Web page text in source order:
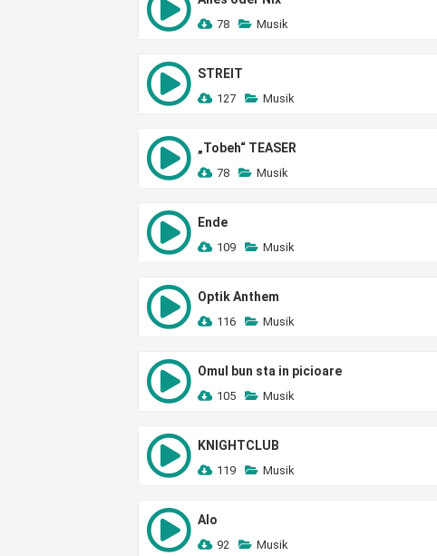
78 Musik
STREIT
127 Musik
„Tobeh“ TEASER
78 Musik
Ende
109 Musik
Optik Anthem
116 Musik
Omul bun sta in picioare
105 Musik
KNIGHTCLUB
119 Musik
Alo
92 Musik